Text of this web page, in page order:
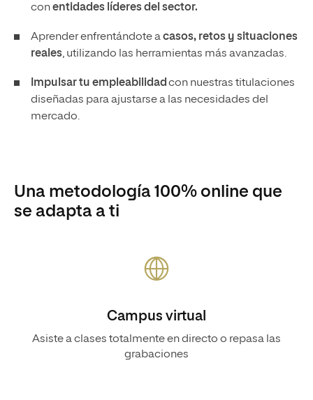
conentidades líderes del sector.
Aprender enfrentándote acasos, retos y situaciones
reales, utilizando las herramientas más avanzadas.
Impulsar tu empleabilidad con nuestras titulaciones
diseñadas para ajustarse a las necesidades del
mercado.
Una metodología 100% online que
se adapta a ti
Campus virtual
Asiste a clases totalmente en directo o repasa las
grabaciones